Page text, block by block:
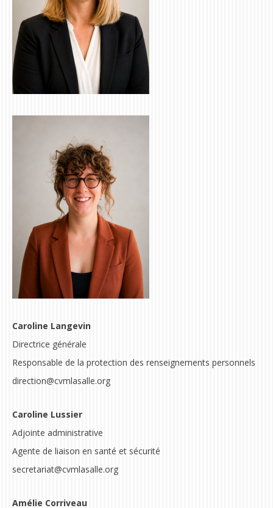
Caroline Langevin
Directrice générale
Responsable de la protection des renseignements personnels
direction@cvmlasalle.org
Caroline Lussier
Adjointe administrative
Agente de liaison en santé et sécurité
secretariat@cvmlasalle.org
Amélie Corriveau